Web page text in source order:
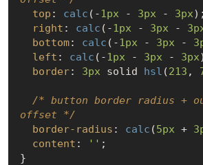
top : calc (-1px - 3px - 3px);
right : calc (-1px - 3px -
bottom: calc (-1px - 3px -
left : calc (-1px - 3px - 3px
border: 3px solid hsl (213 ,
/* button border radius +
offset */
border-radius : calc (5px +
content : '' ;
}